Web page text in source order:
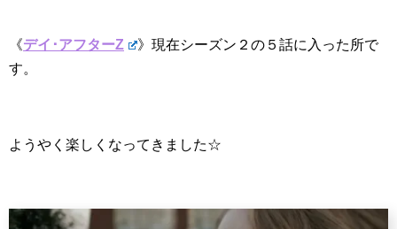
《デイ･アフターZ
》現在シーズン２の５話に入った所で
す。
ようやく楽しくなってきました☆